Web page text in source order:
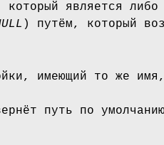
является
) путём, который
имеющий то же
путь по